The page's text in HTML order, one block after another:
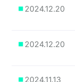
2024.12.20
2024.12.20
2024.11.13